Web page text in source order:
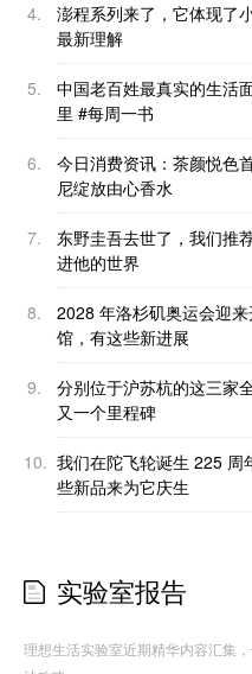
4.
澎程系列来了，它体现了
最新理解
5.
中国老百姓最真实的生活
里 #每周一书
6.
今日消费资讯：茶颜悦色
尼绽放由心香水
7.
东野圭吾去世了，我们推
进他的世界
8.
2028 年洛杉矶奥运会迎
馆，有这些新进展
9.
分别位于沪苏杭的这三家
又一个里程碑
10. 我们在陀飞轮诞生 225 周
些新品来为它庆生
实验室报告
理想生活实验室近期精华内容汇集